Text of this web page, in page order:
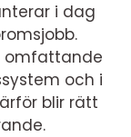
i dag
omfattande
och i
blir rätt